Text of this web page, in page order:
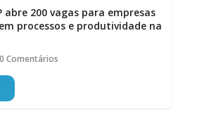
abre 200 vagas para empresas
processos e produtividade na
0 Comentários